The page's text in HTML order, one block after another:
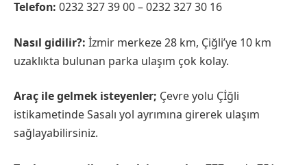
Telefon: 0232 327 39 00 – 0232 327 30 16
Nasıl gidilir?: İzmir merkeze 28 km, Çiğli’ye 10 km
uzaklıkta bulunan parka ulaşım çok kolay.
Araç ile gelmek isteyenler; Çevre yolu Çİğli
istikametinde Sasalı yol ayrımına girerek ulaşım
sağlayabilirsiniz.